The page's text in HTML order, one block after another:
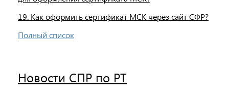
19. Как оформить сертификат МСК через сайт СФР?
Полный список
Новости СПР по РТ